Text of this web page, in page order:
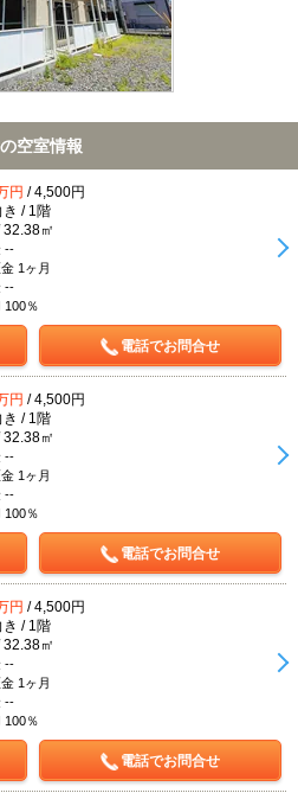
空室情報
円 / 4,500円
き / 1階
32.38㎡
--
1ヶ月
--
100％
電話でお問合せ
円 / 4,500円
き / 1階
32.38㎡
--
1ヶ月
--
100％
電話でお問合せ
円 / 4,500円
き / 1階
32.38㎡
--
1ヶ月
--
100％
電話でお問合せ